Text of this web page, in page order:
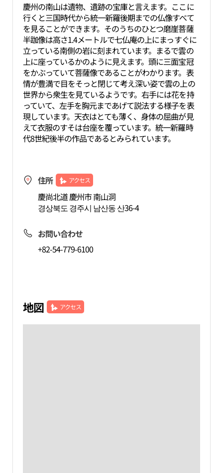
慶州の南山は遺物、遺跡の宝庫と言えます。ここに
行くと三国時代から統一新羅後期までの仏像すべて
を見ることができます。そのうちのひとつ磨崖菩薩
半跏像は高さ1.4メートルで七仏庵の上にまっすぐに
立っている南側の岩に刻まれています。まるで雲の
上に座っているかのように見えます。頭に三面宝冠
をかぶっていて菩薩像であることがわかります。表
情が豊満で目をそっと閉じて考え深い姿で雲の上の
世界から衆生を見ているようです。右手には花を持
っていて、左手を胸元まであげて説法する様子を表
現しています。天衣はとても薄く、身体の屈曲が見
えて衣服のすそは台座を覆っています。統一新羅時
代8世紀後半の作品であるとみられています。
住所 アクセス
慶尚北道 慶州市 南山洞
경상북도 경주시 남산동 산36-4
お問い合わせ
+82-54-779-6100
地図 アクセス